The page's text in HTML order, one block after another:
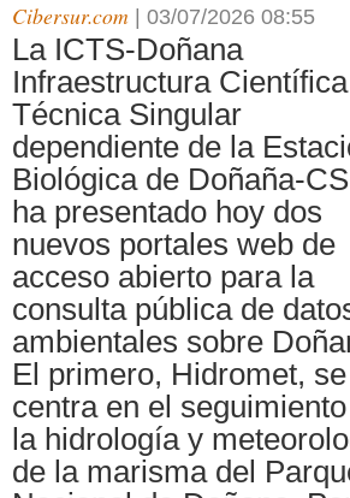
Cibersur.com 03/07/2026 08:55
La ICTS-Doñana
Infraestructura
Técnica Singular
dependiente de la
Biológica de Doñaña-
ha presentado hoy dos
nuevos portales web de
acceso abierto para la
consulta pública de
ambientales sobre
El primero, Hidromet, se
centra en el
la hidrología y
de la marisma del